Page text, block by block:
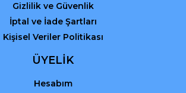
Gizlilik ve Güvenlik
İptal ve İade Şartları
Kişisel Veriler Politikası
ÜYELİK
Hesabım